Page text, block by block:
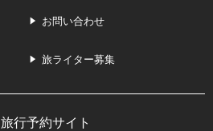
お問い合わせ
旅ライター募集
行予約サイト